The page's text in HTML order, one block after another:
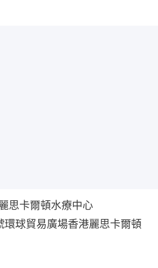
思卡爾頓水療中心
環球貿易廣場香港麗思卡爾頓